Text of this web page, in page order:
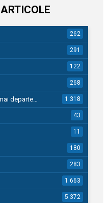
262
291
122
268
departe… 1.318
43
11
180
283
1.663
5.372